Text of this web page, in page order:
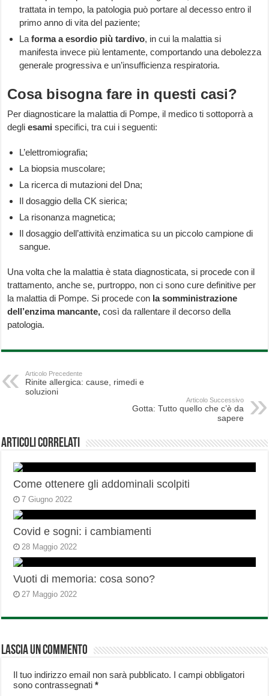
trattata in tempo, la patologia può portare al decesso entro il
primo anno di vita del paziente;
Laforma a esordio più tardivo, in cui la malattia si
manifesta invece più lentamente, comportando una debolezza
generale progressiva e un’insufficienza respiratoria.
Cosa bisogna fare in questi casi?
Per diagnosticare la malattia di Pompe, il medico ti sottoporrà a
degliesami specifici, tra cui i seguenti:
L’elettromiografia;
La biopsia muscolare;
La ricerca di mutazioni del Dna;
Il dosaggio della CK sierica;
La risonanza magnetica;
Il dosaggio dell’attività enzimatica su un piccolo campione di
sangue.
Una volta che la malattia è stata diagnosticata, si procede con il
trattamento, anche se, purtroppo, non ci sono cure definitive per
la malattia di Pompe. Si procede con la somministrazione
dell’enzima mancante, così da rallentare il decorso della
patologia.
Articolo Precedente
Rinite allergica: cause, rimedi e
soluzioni
Articolo Successivo
Gotta: Tutto quello che c’è da
sapere
Articoli correlati
Come ottenere gli addominali scolpiti
7 Giugno 2022
Covid e sogni: i cambiamenti
28 Maggio 2022
Vuoti di memoria: cosa sono?
27 Maggio 2022
Lascia un commento
Il tuo indirizzo email non sarà pubblicato. I campi obbligatori
sono contrassegnati*